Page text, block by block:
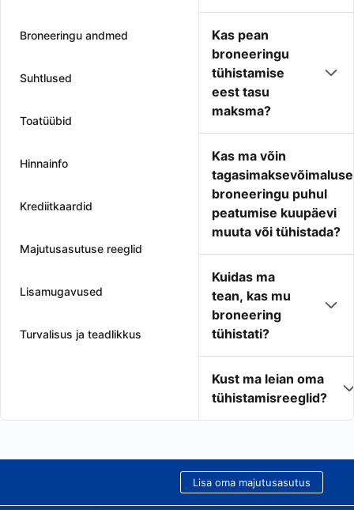
Broneeringu andmed
Suhtlused
Toatüübid
Hinnainfo
Krediitkaardid
Majutusasutuse reeglid
Lisamugavused
Turvalisus ja teadlikkus
Kas pean
broneeringu
tühistamise
eest tasu
maksma?
Kas ma võin
broneeringu puhul
peatumise kuupäevi
muuta või tühistada?
Kuidas ma
tean, kas mu
broneering
tühistati?
Kust ma leian oma
tühistamisreeglid?
Lisa oma majutusasutus